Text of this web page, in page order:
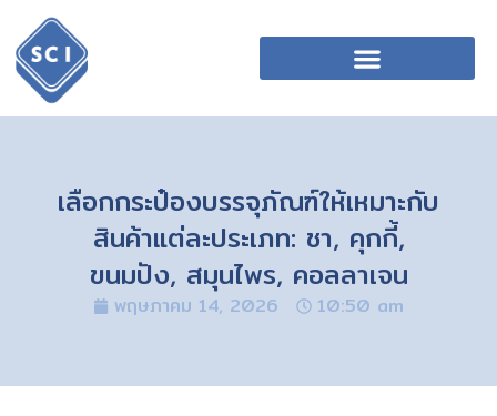
เลือกกระป๋องบรรจุภัณฑ์ให้เหมาะกับ
สินค้าแต่ละประเภท: ชา, คุกกี้,
ขนมปัง, สมุนไพร, คอลลาเจน
พฤษภาคม 14, 2026 10:50 am